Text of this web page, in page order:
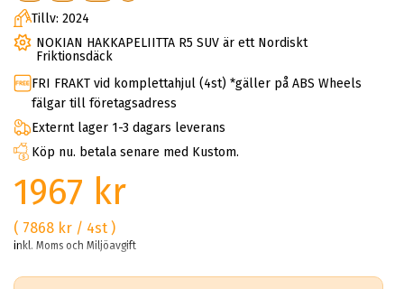
Tillv: 2024
NOKIAN HAKKAPELIITTA R5 SUV är ett Nordiskt
Friktionsdäck
FRI FRAKT vid komplettahjul (4st) *gäller på ABS Wheels
fälgar till företagsadress
Externt lager 1-3 dagars leverans
Köp nu. betala senare med Kustom.
1967 kr
( 7868 kr / 4st )
inkl. Moms och Miljöavgift